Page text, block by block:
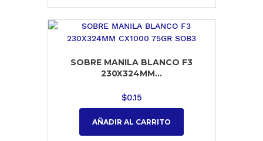
SOBRE MANILA BLANCO F3
230X324MM...
$0.15
AÑADIR AL CARRITO